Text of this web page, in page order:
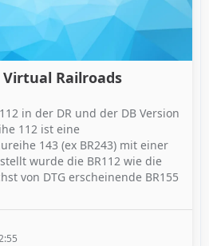
Virtual Railroads
in der DR und der DB Version
112 ist eine
143 (ex BR243) mit einer
wurde die BR112 wie die
von DTG erscheinende BR155